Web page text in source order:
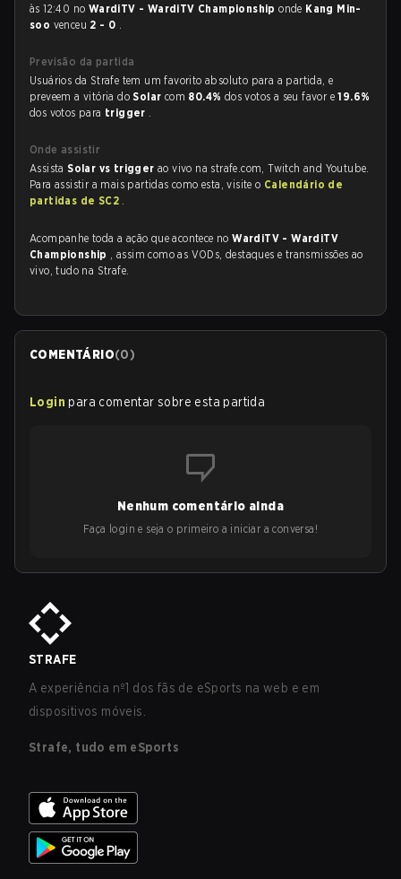
às 12:40 no WardiTV - WardiTV Championshiponde Kang Min-
soo venceu 2 - 0 .
Previsão da partida
Usuários da Strafe tem um favorito absoluto para a partida, e
preveem a vitória doSolar com 80.4% dos votos a seu favor e19.6%
dos votos para trigger .
Onde assistir
AssistaSolar vs triggerao vivo na strafe.com, Twitch and Youtube.
Para assistir a mais partidas como esta, visite o Calendário de
partidas de SC2 .
Acompanhe toda a ação que acontece noWardiTV - WardiTV
Championship , assim como as VODs, destaques e transmissões ao
vivo, tudo na Strafe.
COMENTÁRIO(0)
Login para comentar sobre esta partida
Nenhum comentário ainda
Faça login e seja o primeiro a iniciar a conversa!
STRAFE
A experiência nº1 dos fãs de eSports na web e em
dispositivos móveis.
Strafe, tudo em eSports